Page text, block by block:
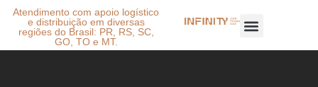
Atendimento com apoio logístico
e distribuição em diversas
regiões do Brasil: PR, RS, SC,
GO, TO e MT.